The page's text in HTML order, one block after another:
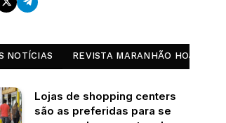
NOTÍCIAS REVISTA MARANHÃO HOJE
Lojas de shopping centers
são as preferidas para se